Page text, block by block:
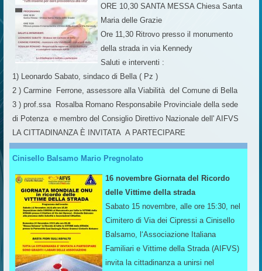
ORE 10,30 SANTA MESSA Chiesa Santa
Maria delle Grazie
Ore 11,30 Ritrovo presso il monumento
della strada in via Kennedy
Saluti e interventi :
1) Leonardo Sabato, sindaco di Bella ( Pz )
2 ) Carmine Ferrone, assessore alla Viabilità del Comune di Bella
3 ) prof.ssa Rosalba Romano Responsabile Provinciale della sede
di Potenza e membro del Consiglio Direttivo Nazionale dell' AIFVS
LA CITTADINANZA È INVITATA A PARTECIPARE
Cinisello Balsamo Mario Pregnolato
16 novembre Giornata del Ricordo
delle Vittime della strada
Sabato 15 novembre, alle ore 15:30, nel
Cimitero di Via dei Cipressi a Cinisello
Balsamo, l‘Associazione Italiana
Familiari e Vittime della Strada (AIFVS)
invita la cittadinanza a unirsi nel